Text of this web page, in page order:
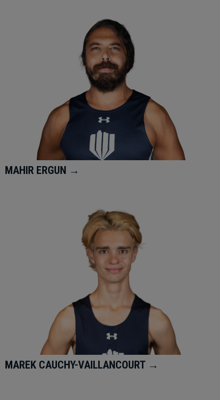
MAHIR ERGUN →
MAREK CAUCHY-VAILLANCOURT →